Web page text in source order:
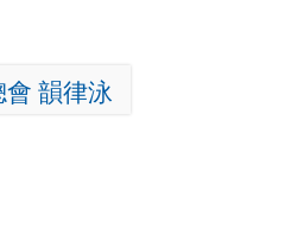
韻律泳